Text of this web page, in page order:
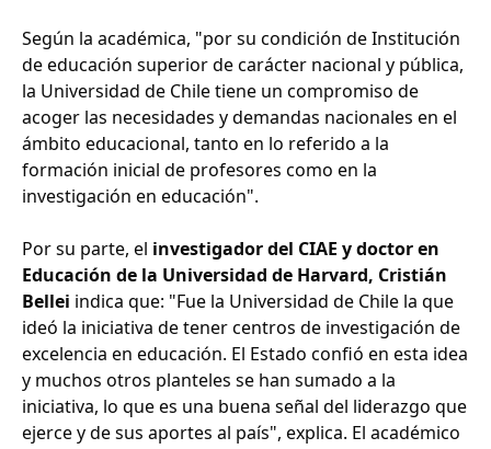
Según la académica, "por su condición de Institución
de educación superior de carácter nacional y pública,
la Universidad de Chile tiene un compromiso de
acoger las necesidades y demandas nacionales en el
ámbito educacional, tanto en lo referido a la
formación inicial de profesores como en la
investigación en educación".
Por su parte, el investigador del CIAE y doctor en
Educación de la Universidad de Harvard, Cristián
Bellei indica que: "Fue la Universidad de Chile la que
ideó la iniciativa de tener centros de investigación de
excelencia en educación. El Estado confió en esta idea
y muchos otros planteles se han sumado a la
iniciativa, lo que es una buena señal del liderazgo que
ejerce y de sus aportes al país", explica. El académico